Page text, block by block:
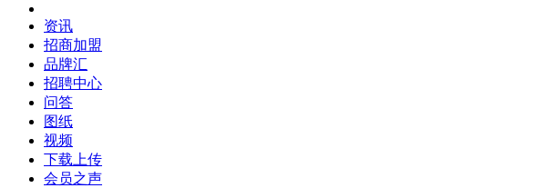
资讯
招商加盟
品牌汇
招聘中心
问答
图纸
视频
下载上传
会员之声